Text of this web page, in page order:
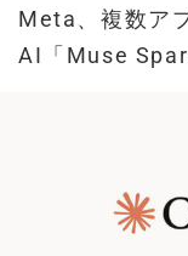
Meta、複数ア
AI「Muse